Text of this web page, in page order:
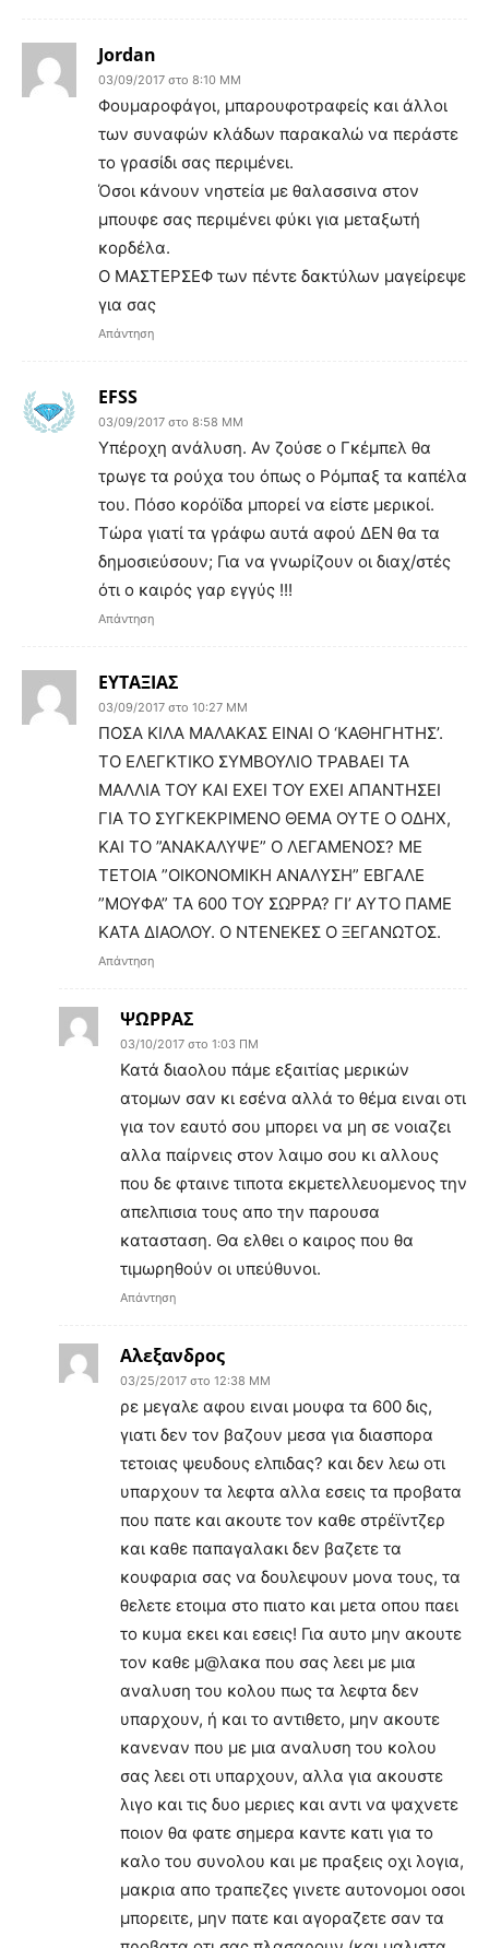
Jordan
03/09/2017 στο 8:10 ΜΜ
Φουμαροφάγοι, μπαρουφοτραφείς και άλλοι
των συναφών κλάδων παρακαλώ να περάστε
το γρασίδι σας περιμένει.
Όσοι κάνουν νηστεία με θαλασσινα στον
μπουφε σας περιμένει φύκι για μεταξωτή
κορδέλα.
Ο ΜΑΣΤΕΡΣΕΦ των πέντε δακτύλων μαγείρεψε
για σας
Απάντηση
EFSS
03/09/2017 στο 8:58 ΜΜ
Υπέροχη ανάλυση. Αν ζούσε ο Γκέμπελ θα
τρωγε τα ρούχα του όπως ο Ρόμπαξ τα καπέλα
του. Πόσο κορόϊδα μπορεί να είστε μερικοί.
Τώρα γιατί τα γράφω αυτά αφού ΔΕΝ θα τα
δημοσιεύσουν; Για να γνωρίζουν οι διαχ/στές
ότι ο καιρός γαρ εγγύς !!!
Απάντηση
ΕΥΤΑΞΙΑΣ
03/09/2017 στο 10:27 ΜΜ
ΠΟΣΑ ΚΙΛΑ ΜΑΛΑΚΑΣ ΕΙΝΑΙ Ο ‘ΚΑΘΗΓΗΤΗΣ’.
ΤΟ ΕΛΕΓΚΤΙΚΟ ΣΥΜΒΟΥΛΙΟ ΤΡΑΒΑΕΙ ΤΑ
ΜΑΛΛΙΑ ΤΟΥ ΚΑΙ ΕΧΕΙ ΤΟΥ ΕΧΕΙ ΑΠΑΝΤΗΣΕΙ
ΓΙΑ ΤΟ ΣΥΓΚΕΚΡΙΜΕΝΟ ΘΕΜΑ ΟΥΤΕ Ο ΟΔΗΧ,
ΚΑΙ ΤΟ ”ΑΝΑΚΑΛΥΨΕ” Ο ΛΕΓΑΜΕΝΟΣ? ΜΕ
ΤΕΤΟΙΑ ”ΟΙΚΟΝΟΜΙΚΗ ΑΝΑΛΥΣΗ” ΕΒΓΑΛΕ
”ΜΟΥΦΑ” ΤΑ 600 ΤΟΥ ΣΩΡΡΑ? ΓΙ’ ΑΥΤΟ ΠΑΜΕ
ΚΑΤΑ ΔΙΑΟΛΟΥ. Ο ΝΤΕΝΕΚΕΣ Ο ΞΕΓΑΝΩΤΟΣ.
Απάντηση
ΨΩΡΡΑΣ
03/10/2017 στο 1:03 ΠΜ
Κατά διαολου πάμε εξαιτίας μερικών
ατομων σαν κι εσένα αλλά το θέμα ειναι οτι
για τον εαυτό σου μπορει να μη σε νοιαζει
αλλα παίρνεις στον λαιμο σου κι αλλους
που δε φταινε τιποτα εκμετελλευομενος την
απελπισια τους απο την παρουσα
κατασταση. Θα ελθει ο καιρος που θα
τιμωρηθούν οι υπεύθυνοι.
Απάντηση
Αλεξανδρος
03/25/2017 στο 12:38 ΜΜ
ρε μεγαλε αφου ειναι μουφα τα 600 δις,
γιατι δεν τον βαζουν μεσα για διασπορα
τετοιας ψευδους ελπιδας? και δεν λεω οτι
υπαρχουν τα λεφτα αλλα εσεις τα προβατα
που πατε και ακουτε τον καθε στρέϊντζερ
και καθε παπαγαλακι δεν βαζετε τα
κουφαρια σας να δουλεψουν μονα τους, τα
θελετε ετοιμα στο πιατο και μετα οπου παει
το κυμα εκει και εσεις! Για αυτο μην ακουτε
τον καθε μ@λακα που σας λεει με μια
αναλυση του κολου πως τα λεφτα δεν
υπαρχουν, ή και το αντιθετο, μην ακουτε
κανεναν που με μια αναλυση του κολου
σας λεει οτι υπαρχουν, αλλα για ακουστε
λιγο και τις δυο μεριες και αντι να ψαχνετε
ποιον θα φατε σημερα καντε κατι για το
καλο του συνολου και με πραξεις οχι λογια,
μακρια απο τραπεζες γινετε αυτονομοι οσοι
μπορειτε, μην πατε και αγοραζετε σαν τα